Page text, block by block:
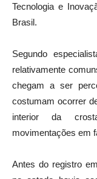
Tecnologia e
Brasil.
Segundo
relativamente
chegam a ser
costumam ocorrer
interior da
movimentações em
Antes do registro